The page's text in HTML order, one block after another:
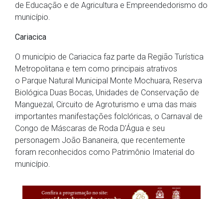
de Educação e de Agricultura e Empreendedorismo do
município.
Cariacica
O município de Cariacica faz parte da Região Turística
Metropolitana e tem como principais atrativos
o Parque Natural Municipal Monte Mochuara, Reserva
Biológica Duas Bocas, Unidades de Conservação de
Manguezal, Circuito de Agroturismo e uma das mais
importantes manifestações folclóricas, o Carnaval de
Congo de Máscaras de Roda D’Água e seu
personagem João Bananeira, que recentemente
foram reconhecidos como Patrimônio Imaterial do
município.